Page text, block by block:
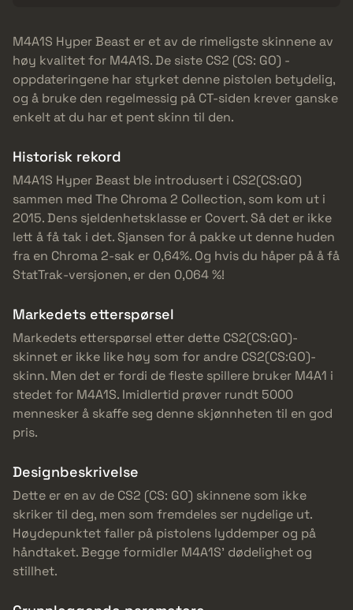
M4A1S Hyper Beast er et av de rimeligste skinnene av
høy kvalitet for M4A1S. De siste CS2 (CS: GO) -
oppdateringene har styrket denne pistolen betydelig,
og å bruke den regelmessig på CT-siden krever ganske
enkelt at du har et pent skinn til den.
Historisk rekord
M4A1S Hyper Beast ble introdusert i CS2(CS:GO)
sammen med The Chroma 2 Collection, som kom ut i
2015. Dens sjeldenhetsklasse er Covert. Så det er ikke
lett å få tak i det. Sjansen for å pakke ut denne huden
fra en Chroma 2-sak er 0,64%. Og hvis du håper på å få
StatTrak-versjonen, er den 0,064 %!
Markedets etterspørsel
Markedets etterspørsel etter dette CS2(CS:GO)-
skinnet er ikke like høy som for andre CS2(CS:GO)-
skinn. Men det er fordi de fleste spillere bruker M4A1 i
stedet for M4A1S. Imidlertid prøver rundt 5000
mennesker å skaffe seg denne skjønnheten til en god
pris.
Designbeskrivelse
Dette er en av de CS2 (CS: GO) skinnene som ikke
skriker til deg, men som fremdeles ser nydelige ut.
Høydepunktet faller på pistolens lyddemper og på
håndtaket. Begge formidler M4A1S’ dødelighet og
stillhet.